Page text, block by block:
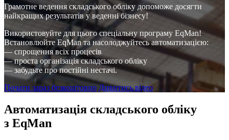
Грамотне ведення складського обліку допоможе досягти
найкращих результатів у веденні бізнесу!
Використовуйте для цього спеціальну програму EqMan!
Встановлюйте EqMan та насолоджуйтесь автоматизацією:
— спрощення всіх процесів
— проста організація складського обліку
— забудьте про постійні нестачі.
Почати зараз безкоштовно Дивитись відео
Автоматизація складського обліку
з EqMan